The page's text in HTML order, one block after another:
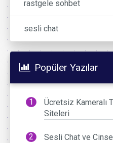
rastgele sohbet
sesli chat
Popüler Yazılar
Ücretsiz Kameralı
Siteleri
Sesli Chat ve